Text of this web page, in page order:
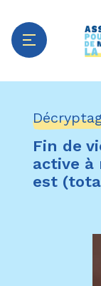
contenu
principalFin de
active à
est